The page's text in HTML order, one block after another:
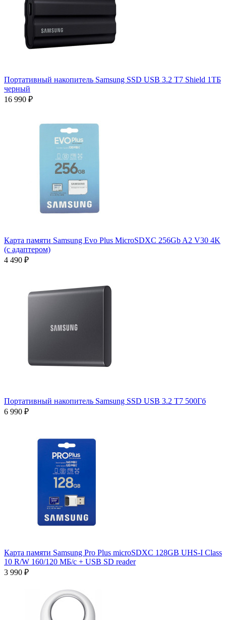
Портативный накопитель Samsung SSD USB 3.2 T7 Shield 1ТБ
черный
16 990 ₽
Карта памяти Samsung Evo Plus MicroSDXC 256Gb A2 V30 4K
(с адаптером)
4 490 ₽
Портативный накопитель Samsung SSD USB 3.2 T7 500Гб
6 990 ₽
Карта памяти Samsung Pro Plus microSDXC 128GB UHS-I Class
10 R/W 160/120 МБ/с + USB SD reader
3 990 ₽